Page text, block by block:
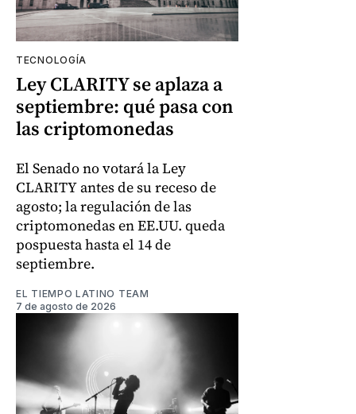
TECNOLOGÍA
Ley CLARITY se aplaza a
septiembre: qué pasa con
las criptomonedas
El Senado no votará la Ley
CLARITY antes de su receso de
agosto; la regulación de las
criptomonedas en EE.UU. queda
pospuesta hasta el 14 de
septiembre.
EL TIEMPO LATINO TEAM
7 de agosto de 2026